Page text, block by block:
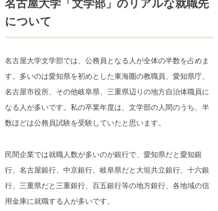
名古屋大学「文学部」のリアルな就職先
について
名古屋大学文学部では、公務員となる人が全体の半数を占めま
す。多いのは愛知県を初めとした東海圏の教職員、愛知県庁、
名古屋市役所、その他岐阜県、三重県辺りの地方自治体職員に
なる人が多いです。私の卒業年度は、文学部の人間のうち、半
数ほどは公務員試験を受験していたと思います。
民間企業では就職人数が多いのが銀行で、愛知県だと愛知銀
行、名古屋銀行、中京銀行、岐阜県だと大垣共立銀行、十六銀
行、三重県だと三重銀行、百五銀行等の地方銀行、各地域の信
用金庫に就職する人が多いです。